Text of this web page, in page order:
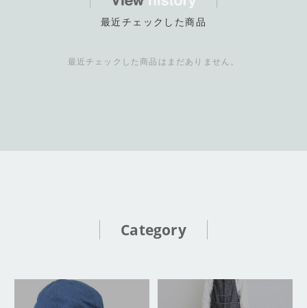
最近チェックした商品
最近チェックした商品はまだありません。
Category